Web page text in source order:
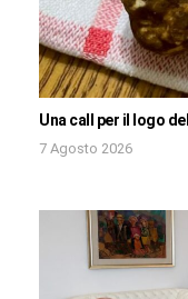
Una call per il logo
7 Agosto 2026